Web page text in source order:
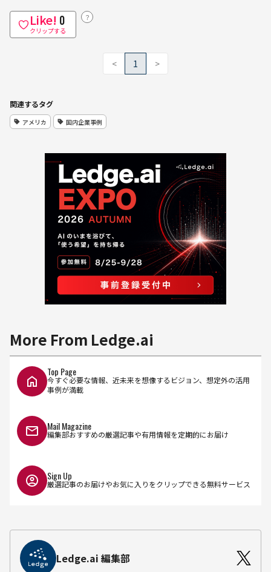
Like! 0
クリップする
？
< 1 >
関連するタグ
アメリカ 国内企業事例
More From Ledge.ai
Top Page
今すぐ必要な情報、近未来を想像するビジョン、想定外の活用
事例が満載
Mail Magazine
編集部おすすめの厳選記事や有用情報を定期的にお届け
Sign Up
厳選記事のお届けやお気に入りをクリップできる無料サービス
Ledge.ai 編集部